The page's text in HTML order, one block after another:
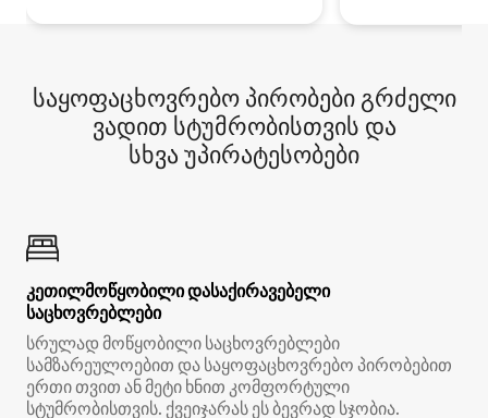
საყოფაცხოვრებო პირობები გრძელი
ვადით სტუმრობისთვის და
სხვა უპირატესობები
კეთილმოწყობილი დასაქირავებელი
საცხოვრებლები
სრულად მოწყობილი საცხოვრებლები
სამზარეულოებით და საყოფაცხოვრებო პირობებით
ერთი თვით ან მეტი ხნით კომფორტული
სტუმრობისთვის. ქვეიჯარას ეს ბევრად სჯობია.